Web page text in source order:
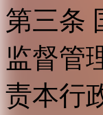
第三条
监督管
责本行